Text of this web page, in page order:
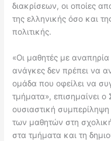
διακρίσεων, οι οποίες
της ελληνικής όσο και
πολιτικής.
«Οι μαθητές με αναπηρία
ανάγκες δεν πρέπει να
ομάδα που οφείλει να
τμήματα», επισημαίνει
ουσιαστική
των μαθητών στη
στα τμήματα και τη